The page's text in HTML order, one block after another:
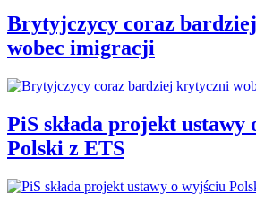
Brytyjczycy coraz
wobec imigracji
PiS składa projekt ustawy
Polski z ETS